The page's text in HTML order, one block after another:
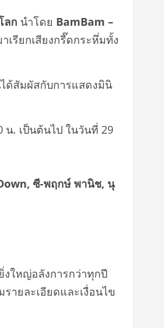
ลก นำโดย BamBam –
เรียกเสียงกรี๊ดกระหึ่มทั้ง
ด้สัมผัสกับการแสดงมินิ
. เป็นต้นไป ในวันที่ 29
ซี-พฤกษ์ พานิช, นุ
งใหญ่อลังการกว่าทุกปี
ายละเอียดและเงื่อนไข